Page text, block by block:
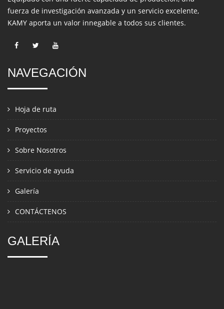
fuerza de investigación avanzada y un servicio excelente,
KAMY aporta un valor innegable a todos sus clientes.
NAVEGACIÓN
Hoja de ruta
Proyectos
Sobre Nosotros
Servicio de ayuda
Galería
CONTÁCTENOS
GALERÍA